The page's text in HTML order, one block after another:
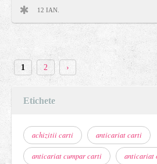
12 IAN.
1 2 ›
Etichete
achizitii carti anticariat carti
anticariat cumpar carti anticariat